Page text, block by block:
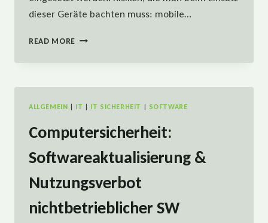
dieser Geräte bachten muss: mobile…
READ MORE COMPUTERSICHERHEIT:
IT
ALLGEMEIN IT IT SICHERHEIT SOFTWARE
Computersicherheit:
Softwareaktualisierung &
Nutzungsverbot
nichtbetrieblicher SW